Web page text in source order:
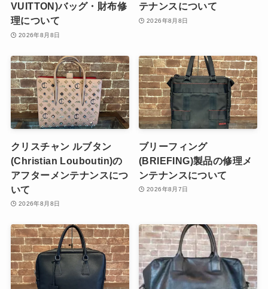
VUITTON)バッグ・財布修
理について
2026年8月8日
テナンスについて
2026年8月8日
クリスチャン ルブタン
(Christian Louboutin)の
アフターメンテナンスにつ
いて
2026年8月8日
ブリーフィング
(BRIEFING)製品の修理メ
ンテナンスについて
2026年8月7日